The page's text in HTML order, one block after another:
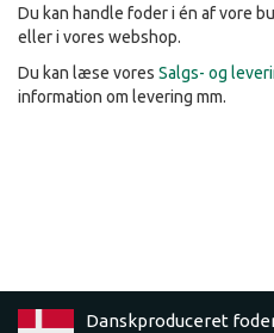
Du kan handle foder i én af vore
eller i vores webshop.
Du kan læse vores Salgs- og
information om levering mm.
Danskproduceret